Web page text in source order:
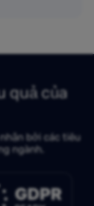
quả của
bởi các tiêu
ngành.